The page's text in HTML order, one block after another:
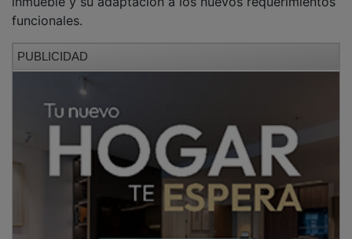
funcionales.
Una vez concluidos los trabajos, el edificio albergará
dependencias de uso comunitario y social para los
residentes de la localidad. Asimismo, las instalaciones
contarán con uncentro de recepción de visitantes
diseñado para la puesta en valor de los recursos
patrimoniales, naturales y paisajísticos de la zona. Este
espacio técnico servirá como punto de información
clave para la divulgación delpaisaje protegido del Río
Ungría
, impulsando el desarrollo turístico sostenible y